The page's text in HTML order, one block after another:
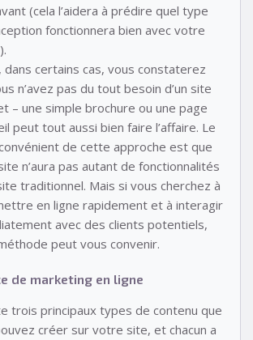
(cela l’aidera à prédire quel type
fonctionnera bien avec votre
dans certains cas, vous constaterez
n’avez pas du tout besoin d’un site
– une simple brochure ou une page
peut tout aussi bien faire l’affaire. Le
de cette approche est que
n’aura pas autant de fonctionnalités
traditionnel. Mais si vous cherchez à
en ligne rapidement et à interagir
avec des clients potentiels,
peut vous convenir.
de marketing en ligne
trois principaux types de contenu que
créer sur votre site, et chacun a